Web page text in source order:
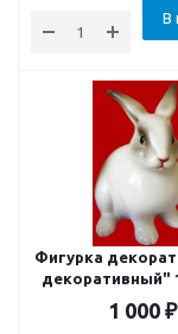
В
Фигурка
декоративный"
1 000 ₽